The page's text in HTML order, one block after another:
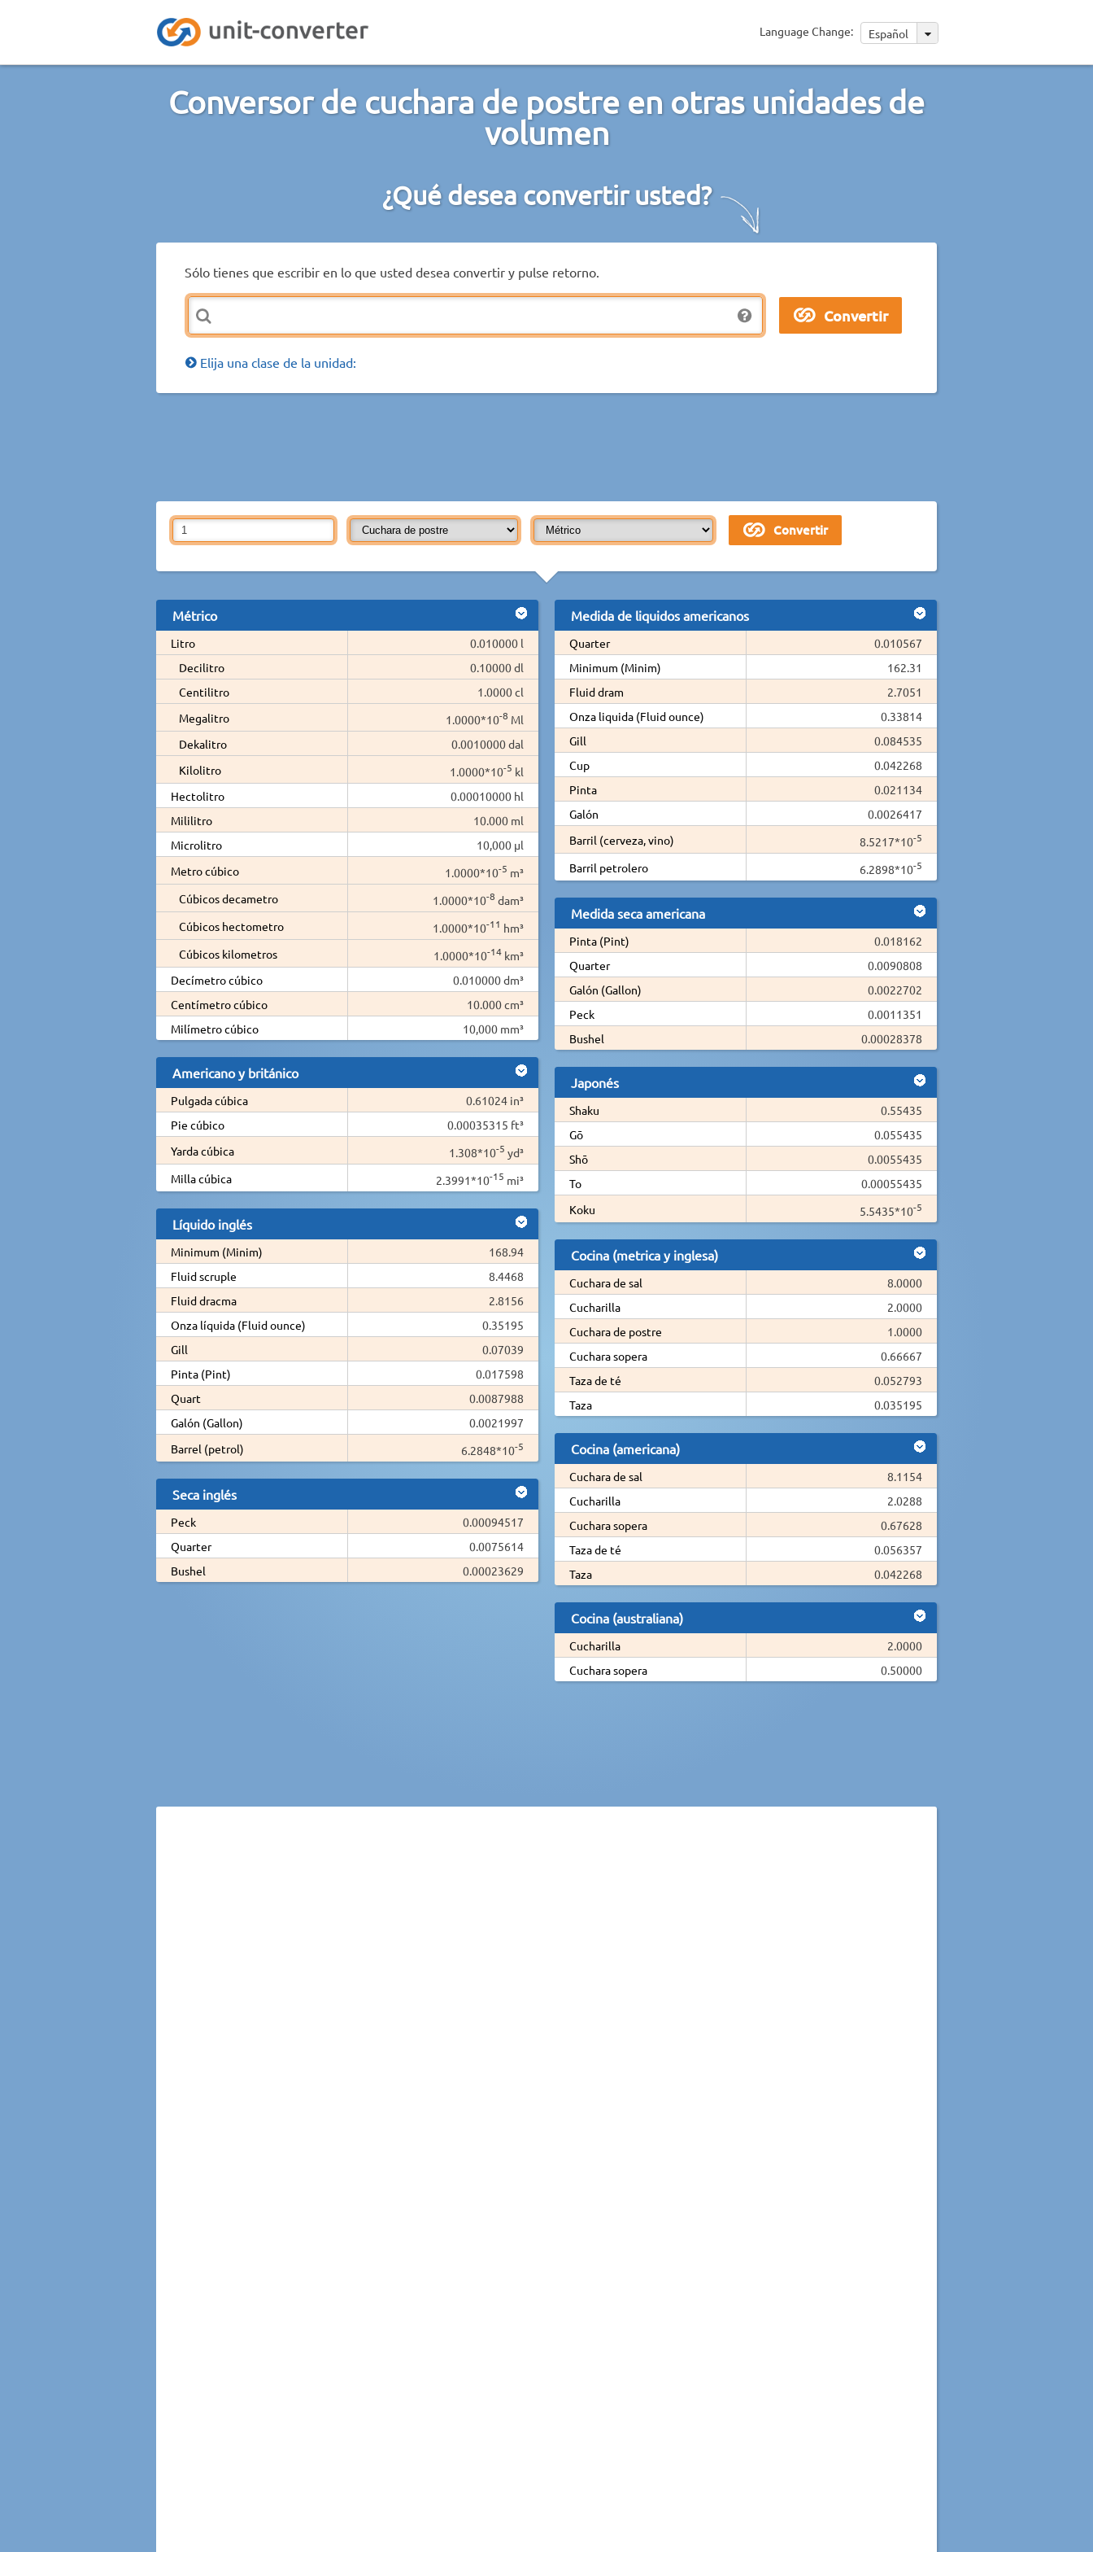
Language Change: Español
Conversor de cuchara de postre en otras unidades de
volumen
¿Qué desea convertir usted?
Sólo tienes que escribir en lo que usted desea convertir y pulse retorno.
Elija una clase de la unidad:
Métrico
Litro
0.010000 l
Decilitro
0.10000 dl
Centilitro
1.0000 cl
Megalitro
1.0000*10-8 Ml
Dekalitro
0.0010000 dal
Kilolitro
1.0000*10-5 kl
Hectolitro
0.00010000 hl
Mililitro
10.000 ml
Microlitro
10,000 µl
Metro cúbico
1.0000*10-5 m³
Cúbicos decametro
1.0000*10-8 dam³
Cúbicos hectometro
1.0000*10-11 hm³
Cúbicos kilometros
1.0000*10-14 km³
Decímetro cúbico
0.010000 dm³
Centímetro cúbico
10.000 cm³
Milímetro cúbico
10,000 mm³
Americano y británico
Pulgada cúbica
0.61024 in³
Pie cúbico
0.00035315 ft³
Yarda cúbica
1.308*10-5 yd³
Milla cúbica
2.3991*10-15 mi³
Líquido inglés
Minimum (Minim)
168.94
Fluid scruple
8.4468
Fluid dracma
2.8156
Onza líquida (Fluid ounce)
0.35195
Gill
0.07039
Pinta (Pint)
0.017598
Quart
0.0087988
Galón (Gallon)
0.0021997
Barrel (petrol)
6.2848*10-5
Seca inglés
Peck
0.00094517
Quarter
0.0075614
Bushel
0.00023629
Medida de liquidos americanos
Quarter
0.010567
Minimum (Minim)
162.31
Fluid dram
2.7051
Onza liquida (Fluid ounce)
0.33814
Gill
0.084535
Cup
0.042268
Pinta
0.021134
Galón
0.0026417
Barril (cerveza, vino)
8.5217*10-5
Barril petrolero 6.2898*10-5
Medida seca americana
Pinta (Pint)
0.018162
Quarter
0.0090808
Galón (Gallon)
0.0022702
Peck
0.0011351
Bushel
0.00028378
Japonés
Shaku
0.55435
Gō
0.055435
Shō
0.0055435
To
0.00055435
Koku
5.5435*10-5
Cocina (metrica y inglesa)
Cuchara de sal
8.0000
Cucharilla
2.0000
Cuchara de postre
1.0000
Cuchara sopera
0.66667
Taza de té
0.052793
Taza
0.035195
Cocina (americana)
Cuchara de sal
8.1154
Cucharilla
2.0288
Cuchara sopera
0.67628
Taza de té
0.056357
Taza
0.042268
Cocina (australiana)
Cucharilla
2.0000
Cuchara sopera
0.50000